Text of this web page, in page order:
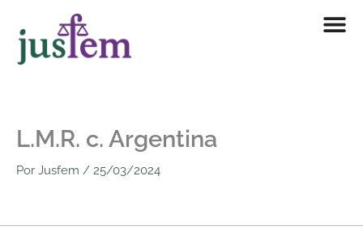
contenido
L.M.R. c. Argentina
Por Jusfem / 25/03/2024